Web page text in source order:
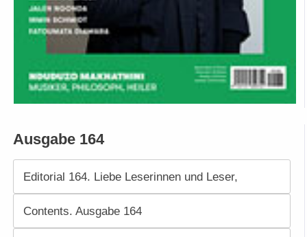
Ausgabe 164
Editorial 164. Liebe Leserinnen und Leser,
Contents. Ausgabe 164